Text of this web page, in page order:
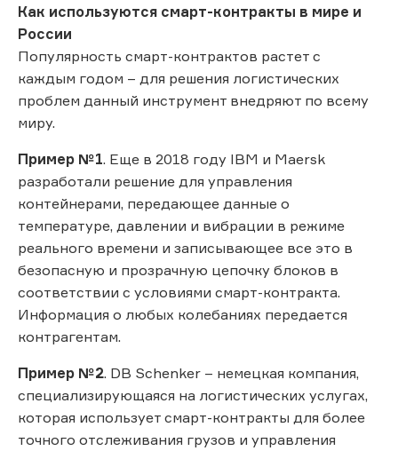
Как используются смарт-контракты в мире и
России
Популярность смарт-контрактов растет с
каждым годом – для решения логистических
проблем данный инструмент внедряют по всему
миру.
Пример №1. Еще в 2018 году IBM и Maersk
разработали решение для управления
контейнерами, передающее данные о
температуре, давлении и вибрации в режиме
реального времени и записывающее все это в
безопасную и прозрачную цепочку блоков в
соответствии с условиями смарт-контракта.
Информация о любых колебаниях передается
контрагентам.
Пример №2. DB Schenker – немецкая компания,
специализирующаяся на логистических услугах,
которая использует смарт-контракты для более
точного отслеживания грузов и управления